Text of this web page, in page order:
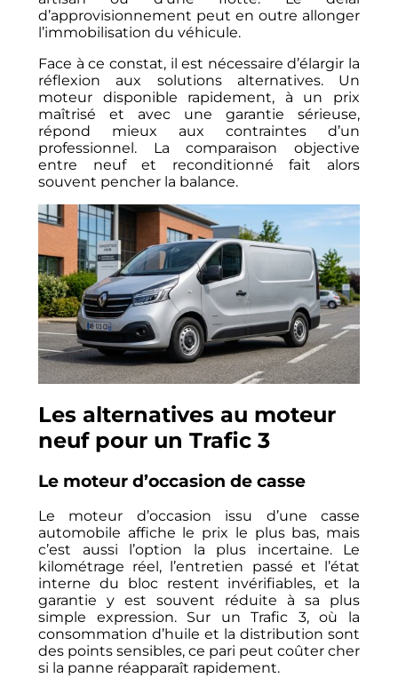
d’approvisionnement peut en outre allonger
l’immobilisation du véhicule.
Face à ce constat, il est nécessaire d’élargir la
réflexion aux solutions alternatives. Un
moteur disponible rapidement, à un prix
maîtrisé et avec une garantie sérieuse,
répond mieux aux contraintes d’un
professionnel. La comparaison objective
entre neuf et reconditionné fait alors
souvent pencher la balance.
Les alternatives au moteur
neuf pour un Trafic 3
Le moteur d’occasion de casse
Le moteur d’occasion issu d’une casse
automobile affiche le prix le plus bas, mais
c’est aussi l’option la plus incertaine. Le
kilométrage réel, l’entretien passé et l’état
interne du bloc restent invérifiables, et la
garantie y est souvent réduite à sa plus
simple expression. Sur un Trafic 3, où la
consommation d’huile et la distribution sont
des points sensibles, ce pari peut coûter cher
si la panne réapparaît rapidement.